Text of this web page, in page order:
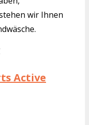
wir Ihnen
Active